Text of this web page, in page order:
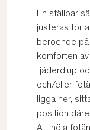
En ställbar
justeras för
beroende
komforten
fjäderdjup
och/eller
ligga ner,
position